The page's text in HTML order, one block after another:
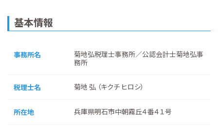
基本情報
事務所名
菊地弘税理士事務所／公認会計士菊地弘事
務所
税理士名 菊地 弘 （キクチ ヒロシ）
所在地 兵庫県明石市中朝霧丘４番４１号